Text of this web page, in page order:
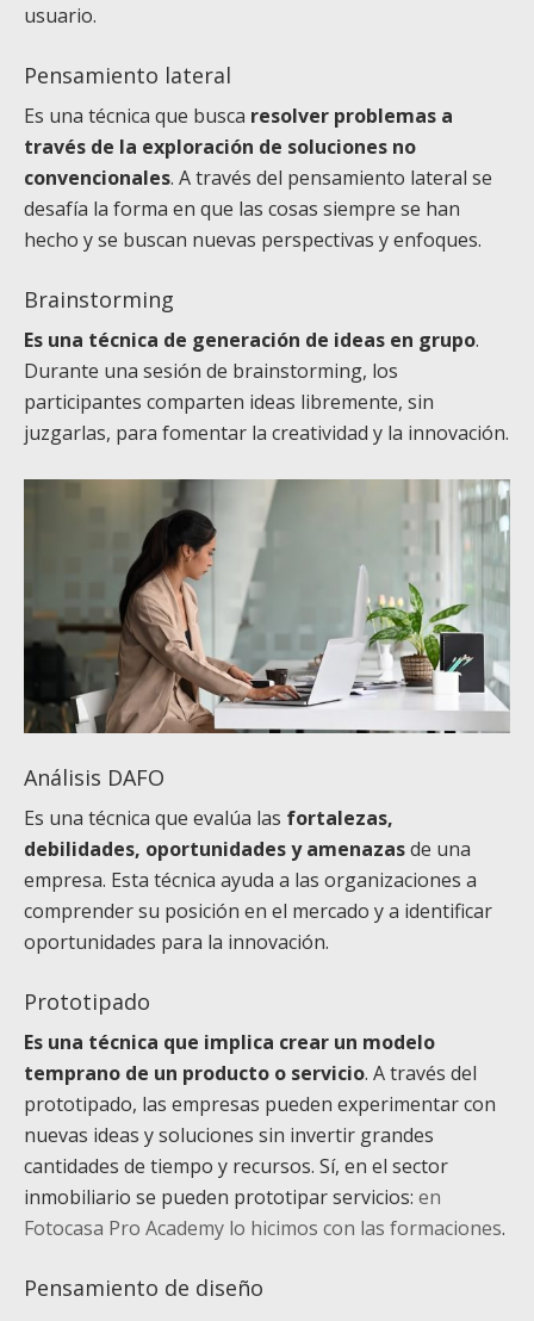
usuario.
Pensamiento lateral
Es una técnica que busca resolver problemas a
través de la exploración de soluciones no
convencionales. A través del pensamiento lateral se
desafía la forma en que las cosas siempre se han
hecho y se buscan nuevas perspectivas y enfoques.
Brainstorming
Es una técnica de generación de ideas en grupo.
Durante una sesión de brainstorming, los
participantes comparten ideas libremente, sin
juzgarlas, para fomentar la creatividad y la innovación.
Análisis DAFO
Es una técnica que evalúa las fortalezas,
debilidades, oportunidades y amenazasde una
empresa. Esta técnica ayuda a las organizaciones a
comprender su posición en el mercado y a identificar
oportunidades para la innovación.
Prototipado
Es una técnica que implica crear un modelo
temprano de un producto o servicio. A través del
prototipado, las empresas pueden experimentar con
nuevas ideas y soluciones sin invertir grandes
cantidades de tiempo y recursos. Sí, en el sector
inmobiliario se pueden prototipar servicios: en
Fotocasa Pro Academy lo hicimos con las formaciones.
Pensamiento de diseño